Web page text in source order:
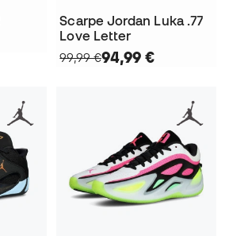
Scarpe Jordan Luka .77
Love Letter
99,99 €94,99 €